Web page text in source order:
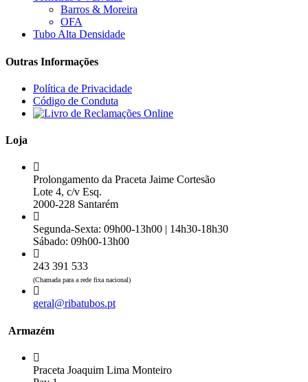
Barros & Moreira
OFA
Tubo Alta Densidade
Outras Informações
Política de Privacidade
Código de Conduta
Loja
Prolongamento da Praceta Jaime Cortesão
Lote 4, c/v Esq.
2000-228 Santarém
Segunda-Sexta: 09h00-13h00 | 14h30-18h30
Sábado: 09h00-13h00
243 391 533
(Chamada para a rede fixa nacional)
geral@ribatubos.pt
Armazém
Praceta Joaquim Lima Monteiro